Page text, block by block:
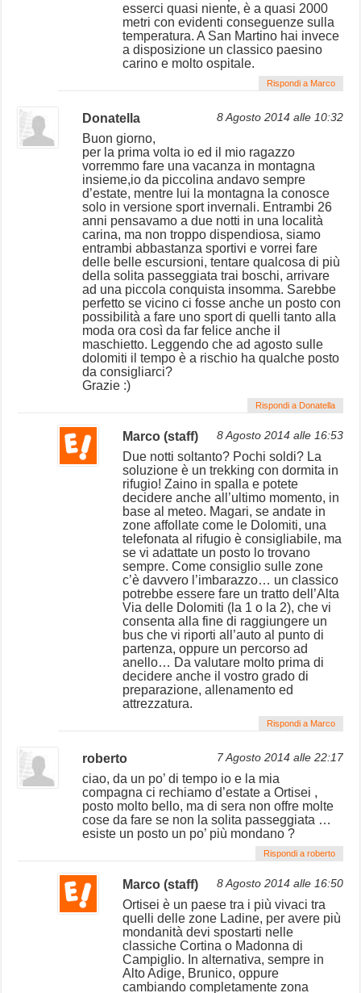
esserci quasi niente, è a quasi 2000
metri con evidenti conseguenze sulla
temperatura. A San Martino hai invece
a disposizione un classico paesino
carino e molto ospitale.
Rispondi a Marco
Donatella 8 Agosto 2014 alle 10:32
Buon giorno,
per la prima volta io ed il mio ragazzo
vorremmo fare una vacanza in montagna
insieme,io da piccolina andavo sempre
d’estate, mentre lui la montagna la conosce
solo in versione sport invernali. Entrambi 26
anni pensavamo a due notti in una località
carina, ma non troppo dispendiosa, siamo
entrambi abbastanza sportivi e vorrei fare
delle belle escursioni, tentare qualcosa di più
della solita passeggiata trai boschi, arrivare
ad una piccola conquista insomma. Sarebbe
perfetto se vicino ci fosse anche un posto con
possibilità a fare uno sport di quelli tanto alla
moda ora così da far felice anche il
maschietto. Leggendo che ad agosto sulle
dolomiti il tempo è a rischio ha qualche posto
da consigliarci?
Grazie :)
Rispondi a Donatella
Marco (staff) 8 Agosto 2014 alle 16:53
Due notti soltanto? Pochi soldi? La
soluzione è un trekking con dormita in
rifugio! Zaino in spalla e potete
decidere anche all’ultimo momento, in
base al meteo. Magari, se andate in
zone affollate come le Dolomiti, una
telefonata al rifugio è consigliabile, ma
se vi adattate un posto lo trovano
sempre. Come consiglio sulle zone
c’è davvero l’imbarazzo… un classico
potrebbe essere fare un tratto dell’Alta
Via delle Dolomiti (la 1 o la 2), che vi
consenta alla fine di raggiungere un
bus che vi riporti all’auto al punto di
partenza, oppure un percorso ad
anello… Da valutare molto prima di
decidere anche il vostro grado di
preparazione, allenamento ed
attrezzatura.
Rispondi a Marco
roberto 7 Agosto 2014 alle 22:17
ciao, da un po’ di tempo io e la mia
compagna ci rechiamo d’estate a Ortisei ,
posto molto bello, ma di sera non offre molte
cose da fare se non la solita passeggiata …
esiste un posto un po’ più mondano ?
Rispondi a roberto
Marco (staff) 8 Agosto 2014 alle 16:50
Ortisei è un paese tra i più vivaci tra
quelli delle zone Ladine, per avere più
mondanità devi spostarti nelle
classiche Cortina o Madonna di
Campiglio. In alternativa, sempre in
Alto Adige, Brunico, oppure
cambiando completamente zona